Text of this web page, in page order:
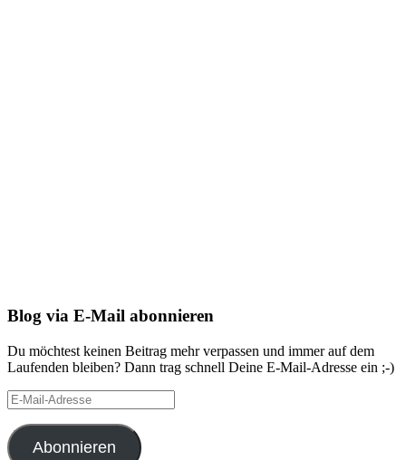
Blog via E-Mail abonnieren
Du möchtest keinen Beitrag mehr verpassen und immer auf dem
Laufenden bleiben? Dann trag schnell Deine E-Mail-Adresse ein ;-)
E-
Mail-
Adresse
Abonnieren